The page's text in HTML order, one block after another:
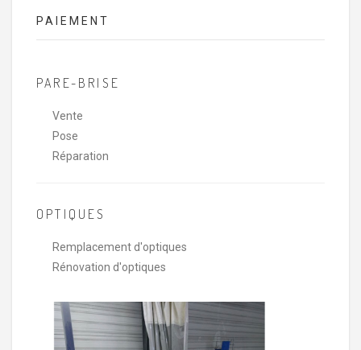
PAIEMENT
PARE-BRISE
Vente
Pose
Réparation
OPTIQUES
Remplacement d'optiques
Rénovation d'optiques